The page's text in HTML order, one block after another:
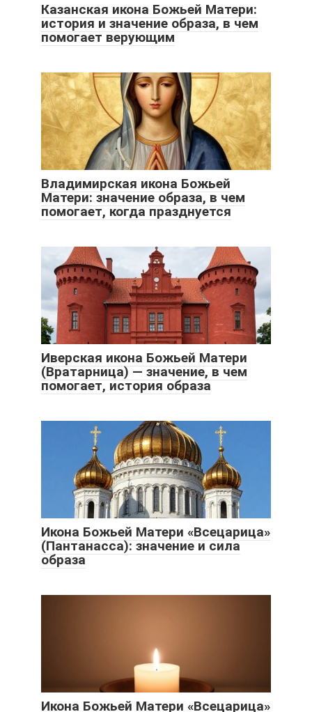
Казанская икона Божьей Матери:
история и значение образа, в чем
помогает верующим
Владимирская икона Божьей
Матери: значение образа, в чем
помогает, когда празднуется
Иверская икона Божьей Матери
(Вратарница) — значение, в чем
помогает, история образа
Икона Божьей Матери «Всецарица»
(Пантанасса): значение и сила
образа
Икона Божьей Матери «Всецарица»